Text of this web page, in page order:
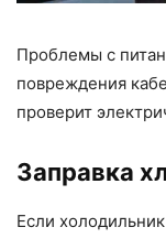
Проблемы с
повреждения
проверит
Заправка
Если